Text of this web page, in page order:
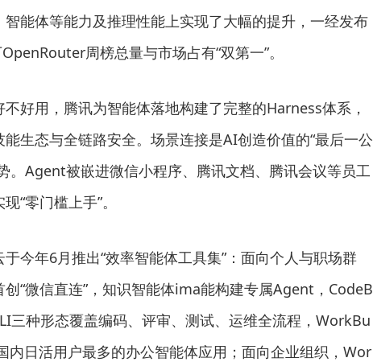
能体等能力及推理性能上实现了大幅的提升，一经发布
周榜总量与市场占有“双第一”。
好用，腾讯为智能体落地构建了完整的Harness体系，
生态与全链路安全。场景连接是AI创造价值的“最后一公
。Agent被嵌进微信小程序、腾讯文档、腾讯会议等员工
“零门槛上手”。
今年6月推出“效率智能体工具集”：面向个人与职场群
“微信直连”，知识智能体ima能构建专属Agent，CodeB
三种形态覆盖编码、评审、测试、运维全流程，WorkBu
内日活用户最多的办公智能体应用；面向企业组织，Wor